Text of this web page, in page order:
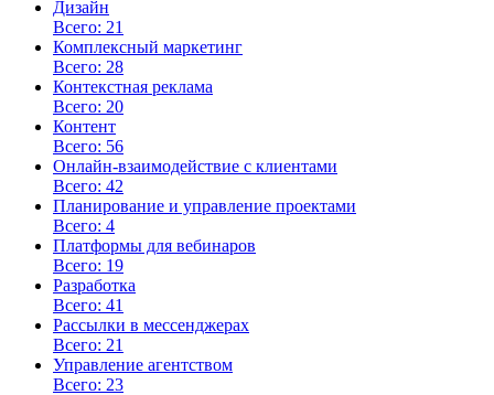
Дизайн
Всего: 21
Комплексный маркетинг
Всего: 28
Контекстная реклама
Всего: 20
Контент
Всего: 56
Онлайн-взаимодействие с клиентами
Всего: 42
Планирование и управление проектами
Всего: 4
Платформы для вебинаров
Всего: 19
Разработка
Всего: 41
Рассылки в мессенджерах
Всего: 21
Управление агентством
Всего: 23